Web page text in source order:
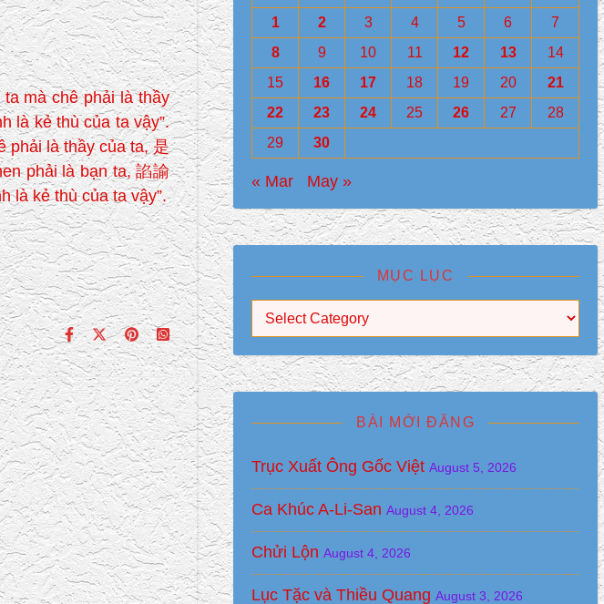
mà chê phải là thầy
là kẻ thù của ta vậy”.
phải là thầy của ta, 是
phải là bạn ta, 諂諭
là kẻ thù của ta vậy”.
1
2 3 4 5 6
7
8
9 10 11 12 13
14
15
16 17 18 19 20
21
22
23 24 25 26 27
28
29
30
« Mar May »
MỤC LỤC
Mục Lục
BÀI MỚI ĐĂNG
Trục Xuất Ông Gốc Việt August 5, 2026
Ca Khúc A-Li-San August 4, 2026
Chửi Lộn August 4, 2026
Lục Tặc và Thiều Quang August 3, 2026